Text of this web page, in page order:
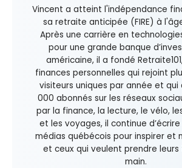
Vincent a atteint l'indépendance
sa retraite anticipée (FIRE) à
Après une carrière en
pour une grande banque
américaine, il a fondé
finances personnelles qui rejoint
visiteurs uniques par année et qui
000 abonnés sur les réseaux
par la finance, la lecture, le vélo,
et les voyages, il continue d’écrire
médias québécois pour inspirer et
et ceux qui veulent prendre leurs
main.